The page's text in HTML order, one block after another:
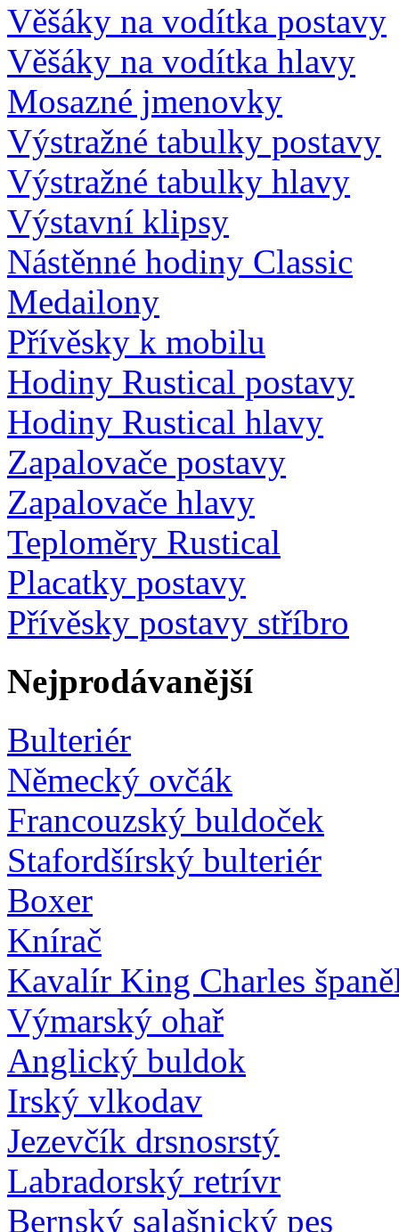
Věšáky na vodítka postavy
Věšáky na vodítka hlavy
Mosazné jmenovky
Výstražné tabulky postavy
Výstražné tabulky hlavy
Výstavní klipsy
Nástěnné hodiny Classic
Medailony
Přívěsky k mobilu
Hodiny Rustical postavy
Hodiny Rustical hlavy
Zapalovače postavy
Zapalovače hlavy
Teploměry Rustical
Placatky postavy
Přívěsky postavy stříbro
Nejprodávanější
Bulteriér
Německý ovčák
Francouzský buldoček
Stafordšírský bulteriér
Boxer
Knírač
Kavalír King Charles
Výmarský ohař
Anglický buldok
Irský vlkodav
Jezevčík drsnosrstý
Labradorský retrívr
Bernský salašnický pes